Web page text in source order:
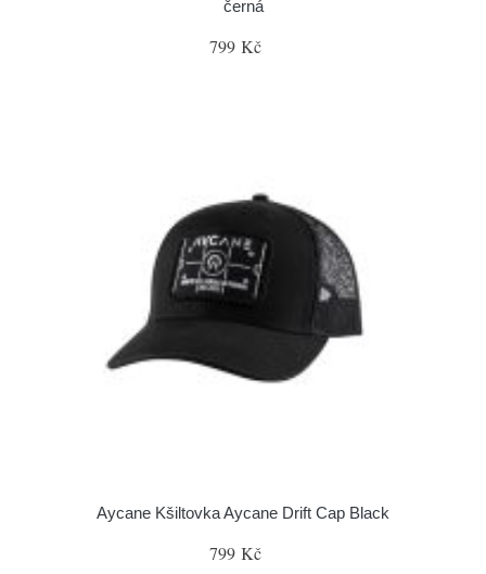
černá
799 Kč
Aycane Kšiltovka Aycane Drift Cap Black
799 Kč